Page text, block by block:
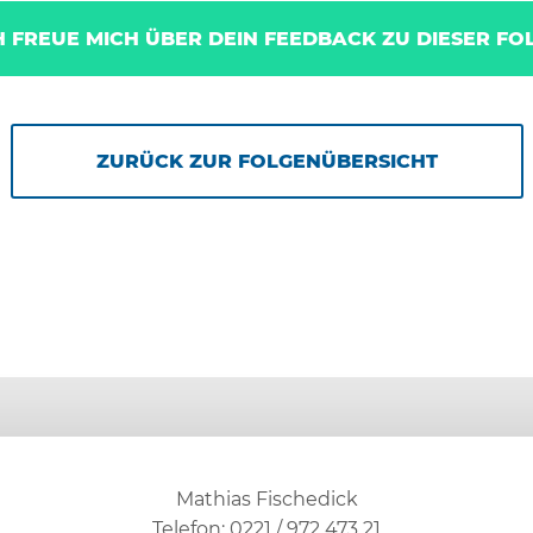
FREUE MICH ÜBER DEIN FEEDBACK ZU DIESER
ZURÜCK ZUR FOLGENÜBERSICHT
Mathias Fischedick